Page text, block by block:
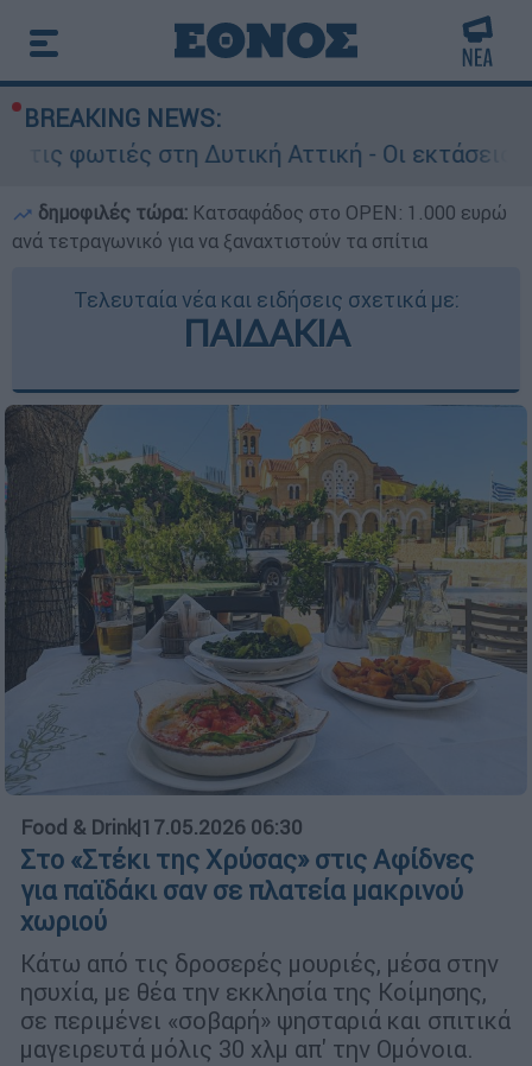
BREAKING NEWS:
Δυτική Αττική - Οι εκτάσεις που κάηκαν
δημοφιλές τώρα: Κατσαφάδος στο OPEN: 1.000 ευρώ
ανά τετραγωνικό για να ξαναχτιστούν τα σπίτια
Τελευταία νέα και ειδήσεις σχετικά με:
ΠΑΙΔΑΚΙΑ
Food & Drink|17.05.2026 06:30
Στο «Στέκι της Χρύσας» στις Αφίδνες
για παϊδάκι σαν σε πλατεία μακρινού
χωριού
Κάτω από τις δροσερές μουριές, μέσα στην
ησυχία, με θέα την εκκλησία της Κοίμησης,
σε περιμένει «σοβαρή» ψησταριά και σπιτικά
μαγειρευτά μόλις 30 χλμ απ' την Ομόνοια.